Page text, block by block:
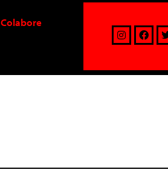
Colabore